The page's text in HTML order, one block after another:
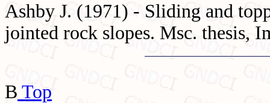
Ashby J. (1971) - Sliding and
jointed rock slopes. Msc. thesis,
B Top